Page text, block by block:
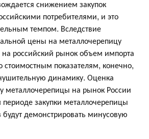
снижением закупок
потребителями, и это
темпом. Вследствие
цены на металлочерепицу
на российский рынок объем импорта
стоимостным показателям, конечно,
динамику. Оценка
металлочерепицы на рынок России
закупки металлочерепицы
демонстрировать минусовую